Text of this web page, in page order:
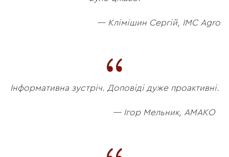
— Клімішин Сергій, IMC Agro
Інформативна зустріч. Доповіді дуже проактивні.
— Ігор Мельник, АМАКО